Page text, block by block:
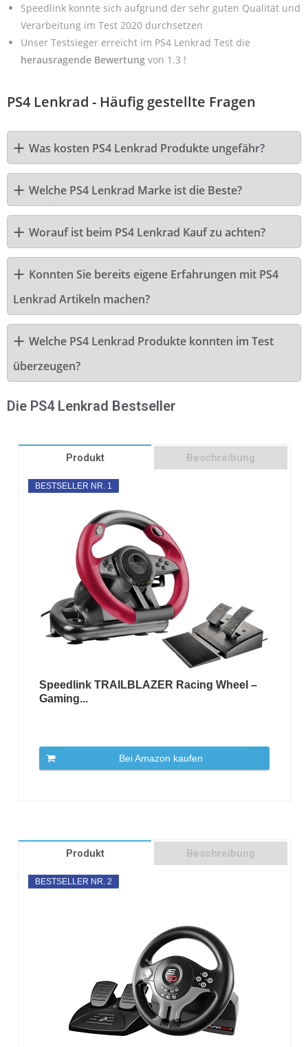
Speedlink konnte sich aufgrund der sehr guten Qualität und
Verarbeitung im Test 2020 durchsetzen
Unser Testsieger erreicht im PS4 Lenkrad Test die
herausragende Bewertung von 1.3 !
PS4 Lenkrad - Häufig gestellte Fragen
Was kosten PS4 Lenkrad Produkte ungefähr?
Welche PS4 Lenkrad Marke ist die Beste?
Worauf ist beim PS4 Lenkrad Kauf zu achten?
Konnten Sie bereits eigene Erfahrungen mit PS4
Lenkrad Artikeln machen?
Welche PS4 Lenkrad Produkte konnten im Test
überzeugen?
Die PS4 Lenkrad Bestseller
Produkt Beschreibung
BESTSELLER NR. 1
Speedlink TRAILBLAZER Racing Wheel –
Gaming...
Bei Amazon kaufen
Produkt Beschreibung
BESTSELLER NR. 2